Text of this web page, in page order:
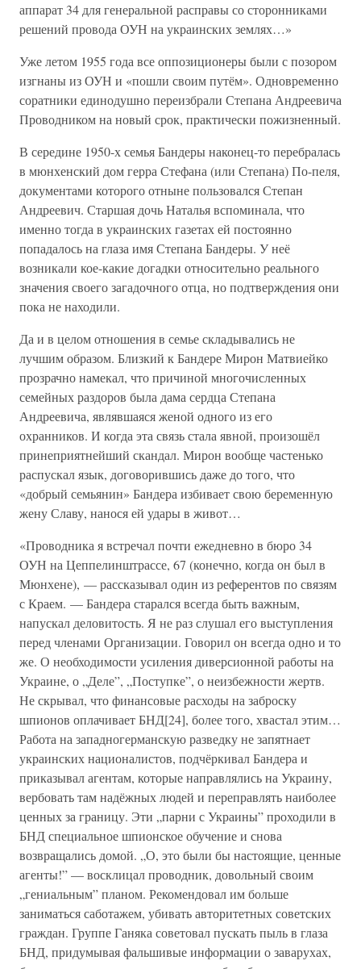
аппарат 34 для генеральной расправы со сторонниками
решений провода ОУН на украинских землях…»
Уже летом 1955 года все оппозиционеры были с позором
изгнаны из ОУН и «пошли своим путём». Одновременно
соратники единодушно переизбрали Степана Андреевича
Проводником на новый срок, практически пожизненный.
В середине 1950-х семья Бандеры наконец-то перебралась
в мюнхенский дом герра Стефана (или Степана) По-пеля,
документами которого отныне пользовался Степан
Андреевич. Старшая дочь Наталья вспоминала, что
именно тогда в украинских газетах ей постоянно
попадалось на глаза имя Степана Бандеры. У неё
возникали кое-какие догадки относительно реального
значения своего загадочного отца, но подтверждения они
пока не находили.
Да и в целом отношения в семье складывались не
лучшим образом. Близкий к Бандере Мирон Матвиейко
прозрачно намекал, что причиной многочисленных
семейных раздоров была дама сердца Степана
Андреевича, являвшаяся женой одного из его
охранников. И когда эта связь стала явной, произошёл
принеприятнейший скандал. Мирон вообще частенько
распускал язык, договорившись даже до того, что
«добрый семьянин» Бандера избивает свою беременную
жену Славу, нанося ей удары в живот…
«Проводника я встречал почти ежедневно в бюро 34
ОУН на Цеппелинштрассе, 67 (конечно, когда он был в
Мюнхене), — рассказывал один из референтов по связям
с Краем. — Бандера старался всегда быть важным,
напускал деловитость. Я не раз слушал его выступления
перед членами Организации. Говорил он всегда одно и то
же. О необходимости усиления диверсионной работы на
Украине, о „Деле”, „Поступке”, о неизбежности жертв.
Не скрывал, что финансовые расходы на заброску
шпионов оплачивает БНД[24], более того, хвастал этим…
Работа на западногерманскую разведку не запятнает
украинских националистов, подчёркивал Бандера и
приказывал агентам, которые направлялись на Украину,
вербовать там надёжных людей и переправлять наиболее
ценных за границу. Эти „парни с Украины” проходили в
БНД специальное шпионское обучение и снова
возвращались домой. „О, это были бы настоящие, ценные
агенты!” — восклицал проводник, довольный своим
„гениальным” планом. Рекомендовал им больше
заниматься саботажем, убивать авторитетных советских
граждан. Группе Ганяка советовал пускать пыль в глаза
БНД, придумывая фальшивые информации о заварухах,